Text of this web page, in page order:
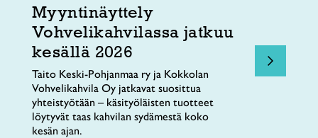
Myyntinäyttely
Vohvelikahvilassa jatkuu
kesällä 2026
Taito Keski-Pohjanmaa ry ja Kokkolan
Vohvelikahvila Oy jatkavat suosittua
yhteistyötään – käsityöläisten tuotteet
löytyvät taas kahvilan sydämestä koko
kesän ajan.